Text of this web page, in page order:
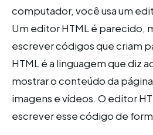
computador, você usa um
Um editor HTML é parecido,
escrever códigos que criam
HTML é a linguagem que diz
mostrar o conteúdo da
imagens e vídeos. O editor
escrever esse código de